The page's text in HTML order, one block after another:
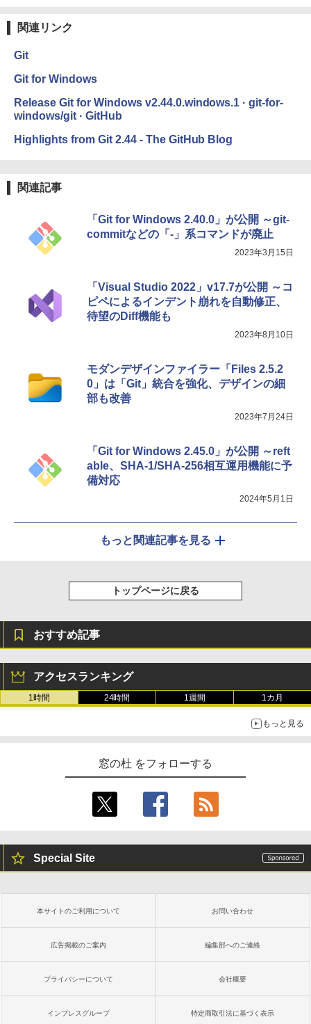
関連リンク
Git
Git for Windows
Release Git for Windows v2.44.0.windows.1 · git-for-
windows/git · GitHub
Highlights from Git 2.44 - The GitHub Blog
関連記事
「Git for Windows 2.40.0」が公開 ～git-
commitなどの「-」系コマンドが廃止
2023年3月15日
「Visual Studio 2022」v17.7が公開 ～コ
ピペによるインデント崩れを自動修正、
待望のDiff機能も
2023年8月10日
モダンデザインファイラー「Files 2.5.2
0」は「Git」統合を強化、デザインの細
部も改善
2023年7月24日
「Git for Windows 2.45.0」が公開 ～reft
able、SHA-1/SHA-256相互運用機能に予
備対応
2024年5月1日
もっと関連記事を見る
トップページに戻る
おすすめ記事
アクセスランキング
1時間 24時間 1週間 1カ月
もっと見る
窓の杜 をフォローする
Special Site
本サイトのご利用について お問い合わせ
広告掲載のご案内 編集部へのご連絡
プライバシーについて 会社概要
インプレスグループ 特定商取引法に基づく表示